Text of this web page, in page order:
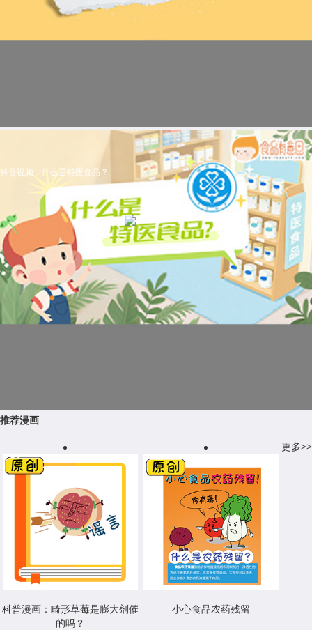
科普视频：什么是特医食品？
推荐漫画
更多>>
科普漫画：畸形草莓是膨大剂催
的吗？
小心食品农药残留